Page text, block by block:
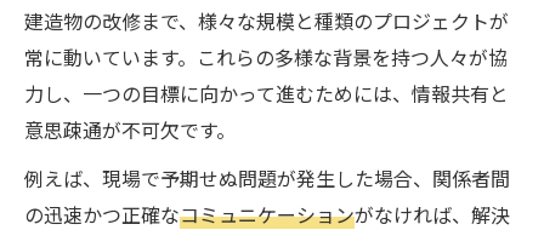
建造物の改修まで、様々な規模と種類のプロジェクトが
常に動いています。これらの多様な背景を持つ人々が協
力し、一つの目標に向かって進むためには、情報共有と
意思疎通が不可欠です。
例えば、現場で予期せぬ問題が発生した場合、関係者間
の迅速かつ正確なコミュニケーションがなければ、解決